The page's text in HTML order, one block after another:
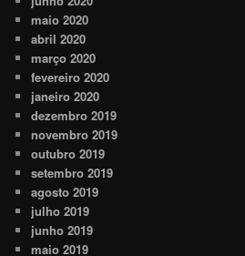
maio 2020
abril 2020
março 2020
fevereiro 2020
janeiro 2020
dezembro 2019
novembro 2019
outubro 2019
setembro 2019
agosto 2019
julho 2019
junho 2019
maio 2019